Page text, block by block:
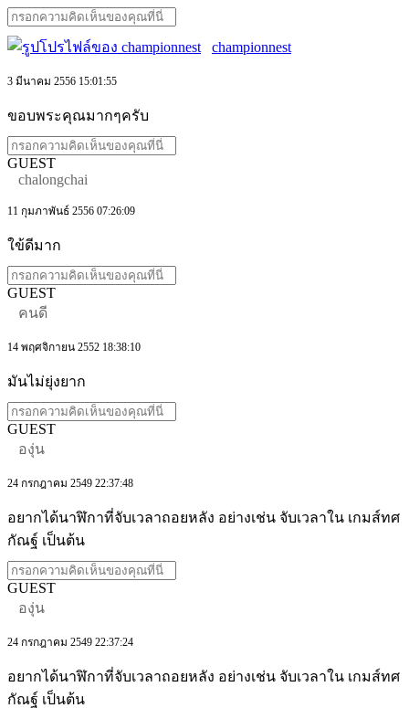
championnest
3 มีนาคม 2556 15:01:55
ขอบพระคุณมากๆครับ
GUEST
chalongchai
11 กุมภาพันธ์ 2556 07:26:09
ใข้ดีมาก
GUEST
คนดี
14 พฤศจิกายน 2552 18:38:10
มันไม่ยุ่งยาก
GUEST
องุ่น
24 กรกฎาคม 2549 22:37:48
อยากได้นาฬิกาที่จับเวลาถอยหลัง อย่างเช่น จับเวลาใน เกมส์ทศ
กัณฐ์ เป็นต้น
GUEST
องุ่น
24 กรกฎาคม 2549 22:37:24
อยากได้นาฬิกาที่จับเวลาถอยหลัง อย่างเช่น จับเวลาใน เกมส์ทศ
กัณฐ์ เป็นต้น